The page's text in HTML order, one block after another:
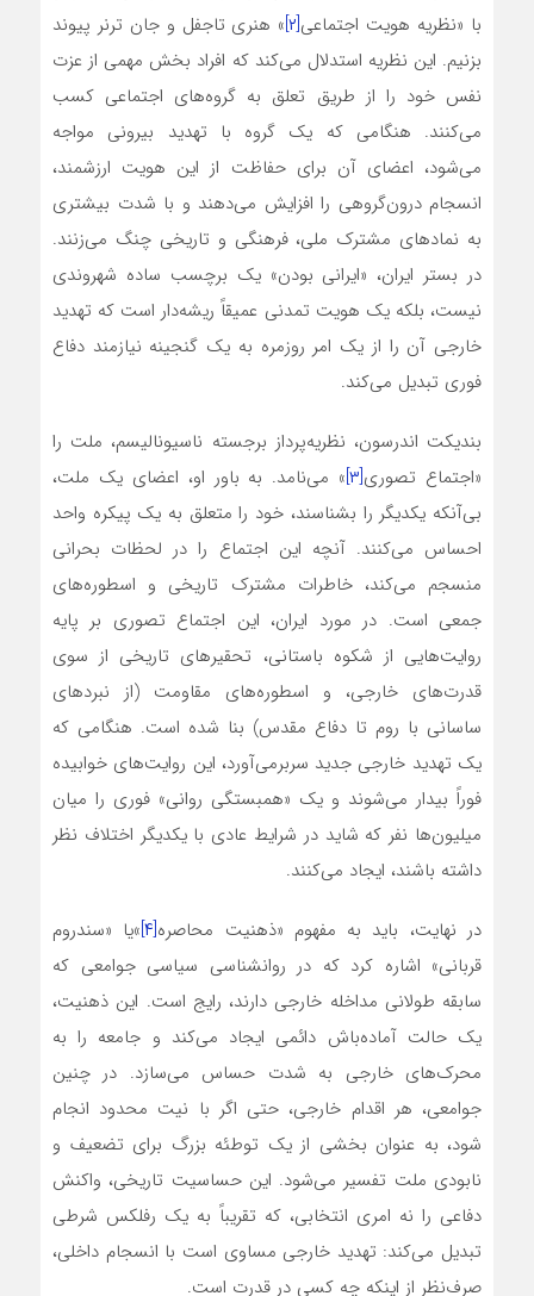
با «نظریه هویت اجتماعی[۲] » هنری تاجفل و جان ترنر پیوند
بزنیم. این نظریه استدلال می‌کند که افراد بخش مهمی از عزت
نفس خود را از طریق تعلق به گروه‌های اجتماعی کسب
می‌کنند. هنگامی که یک گروه با تهدید بیرونی مواجه
می‌شود، اعضای آن برای حفاظت از این هویت ارزشمند،
انسجام درون‌گروهی را افزایش می‌دهند و با شدت بیشتری
به نمادهای مشترک ملی، فرهنگی و تاریخی چنگ می‌زنند.
در بستر ایران، «ایرانی بودن» یک برچسب ساده شهروندی
نیست، بلکه یک هویت تمدنی عمیقاً ریشه‌دار است که تهدید
خارجی آن را از یک امر روزمره به یک گنجینه نیازمند دفاع
فوری تبدیل می‌کند.
بندیکت اندرسون، نظریه‌پرداز برجسته ناسیونالیسم، ملت را
«اجتماع تصوری[۳] » می‌نامد. به باور او، اعضای یک ملت،
بی‌آنکه یکدیگر را بشناسند، خود را متعلق به یک پیکره واحد
احساس می‌کنند. آنچه این اجتماع را در لحظات بحرانی
منسجم می‌کند، خاطرات مشترک تاریخی و اسطوره‌های
جمعی است. در مورد ایران، این اجتماع تصوری بر پایه
روایت‌هایی از شکوه باستانی، تحقیرهای تاریخی از سوی
قدرت‌های خارجی، و اسطوره‌های مقاومت (از نبردهای
ساسانی با روم تا دفاع مقدس) بنا شده است. هنگامی که
یک تهدید خارجی جدید سربرمی‌آورد، این روایت‌های خوابیده
فوراً بیدار می‌شوند و یک «همبستگی روانی» فوری را میان
میلیون‌ها نفر که شاید در شرایط عادی با یکدیگر اختلاف نظر
داشته باشند، ایجاد می‌کنند.
در نهایت، باید به مفهوم «ذهنیت محاصره[۴] »یا «سندروم
قربانی» اشاره کرد که در روانشناسی سیاسی جوامعی که
سابقه طولانی مداخله خارجی دارند، رایج است. این ذهنیت،
یک حالت آماده‌باش دائمی ایجاد می‌کند و جامعه را به
محرک‌های خارجی به شدت حساس می‌سازد. در چنین
جوامعی، هر اقدام خارجی، حتی اگر با نیت محدود انجام
شود، به عنوان بخشی از یک توطئه بزرگ برای تضعیف و
نابودی ملت تفسیر می‌شود. این حساسیت تاریخی، واکنش
دفاعی را نه امری انتخابی، که تقریباً به یک رفلکس شرطی
تبدیل می‌کند: تهدید خارجی مساوی است با انسجام داخلی،
صرف‌نظر از اینکه چه کسی در قدرت است.